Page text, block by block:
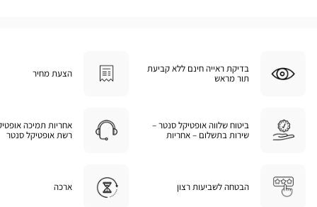
בדיקת ראייה חינם ללא קביעת
תור מראש
הצעת מחיר
ביטוח שלווה אופטיקל סנטר –
שירות בתשלום – אחריות
אחריות תמיכה
רשת אופטיקל סנטר
הבטחה לשביעות רצון ארכה